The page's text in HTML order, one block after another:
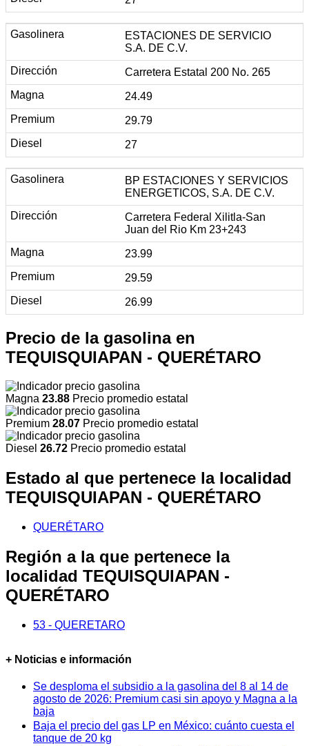
ESTACIONES DE SERVICIO
S.A. DE C.V.
Carretera Estatal 200 No. 265
24.49
29.79
27
BP ESTACIONES Y SERVICIOS
ENERGETICOS, S.A. DE C.V.
Carretera Federal Xilitla-San
Juan del Rio Km 23+243
23.99
29.59
26.99
Precio de la gasolina en
TEQUISQUIAPAN - QUERÉTARO
Magna 23.88 Precio promedio estatal
Premium 28.07 Precio promedio estatal
Diesel 26.72 Precio promedio estatal
Estado al que pertenece la localidad
TEQUISQUIAPAN - QUERÉTARO
QUERÉTARO
Región a la que pertenece la
localidad TEQUISQUIAPAN -
QUERÉTARO
53 - QUERETARO
+ Noticias e información
Se desploma el subsidio a la gasolina del 8 al 14 de
agosto de 2026: Premium casi sin apoyo y Magna a la
baja
Baja el precio del gas LP en México: cuánto cuesta el
tanque de 20 kg